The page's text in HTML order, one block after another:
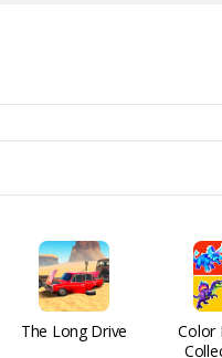
The Long Drive
Color